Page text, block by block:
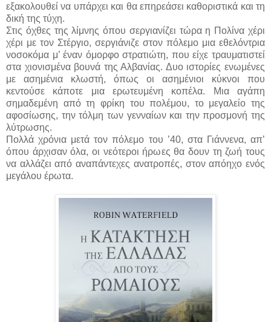
εξακολουθεί να υπάρχει και θα επηρεάσει καθοριστικά και τη
δική της τύχη.
Στις όχθες της λίμνης όπου σεργιανίζει τώρα η Πολίνα χέρι
χέρι με τον Στέργιο, σεργιάνιζε στον πόλεμο μια εθελόντρια
νοσοκόμα μ’ έναν όμορφο στρατιώτη, που είχε τραυματιστεί
στα χιονισμένα βουνά της Αλβανίας. Δυο ιστορίες ενωμένες
με ασημένια κλωστή, όπως οι ασημένιοι κύκνοι που
κεντούσε κάποτε μια ερωτευμένη κοπέλα. Μια αγάπη
σημαδεμένη από τη φρίκη του πολέμου, το μεγαλείο της
αφοσίωσης, την τόλμη των γενναίων και την προσμονή της
λύτρωσης.
Πολλά χρόνια μετά τον πόλεμο του ’40, στα Γιάννενα, απ’
όπου άρχισαν όλα, οι νεότεροι ήρωες θα δουν τη ζωή τους
να αλλάζει από αναπάντεχες ανατροπές, στον απόηχο ενός
μεγάλου έρωτα.